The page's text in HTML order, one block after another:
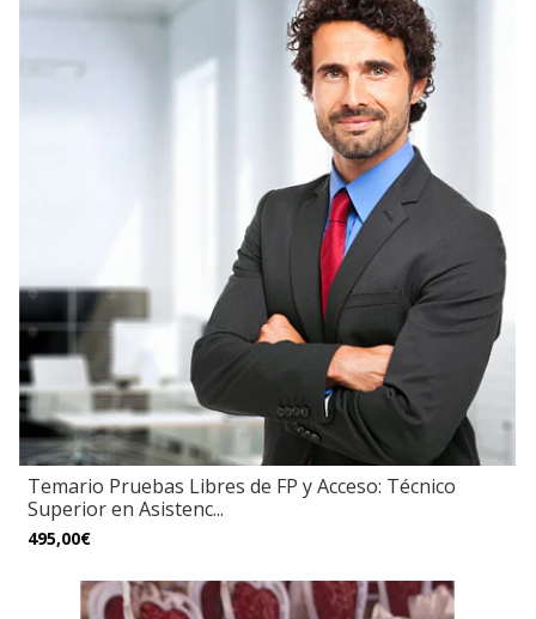
Temario Pruebas Libres de FP y Acceso: Técnico
Superior en Asistenc...
495,00€